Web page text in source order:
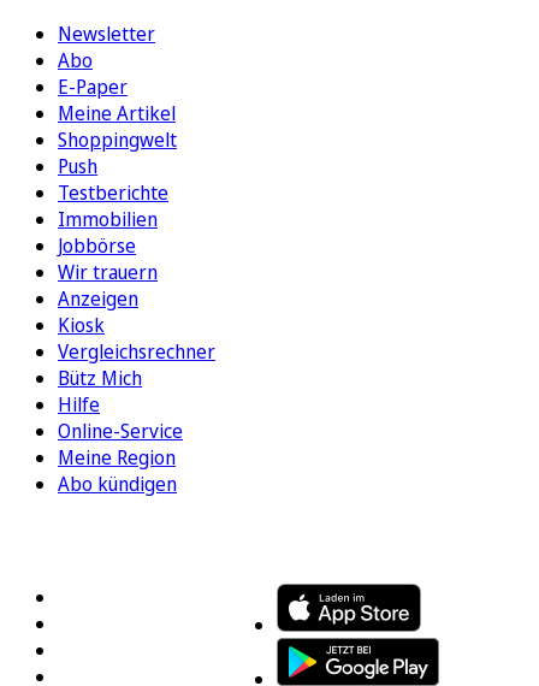
Newsletter
Abo
E-Paper
Meine Artikel
Shoppingwelt
Push
Testberichte
Immobilien
Jobbörse
Wir trauern
Anzeigen
Kiosk
Vergleichsrechner
Bütz Mich
Hilfe
Online-Service
Meine Region
Abo kündigen